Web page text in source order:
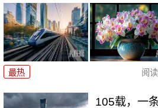
最热 阅读
105载，一